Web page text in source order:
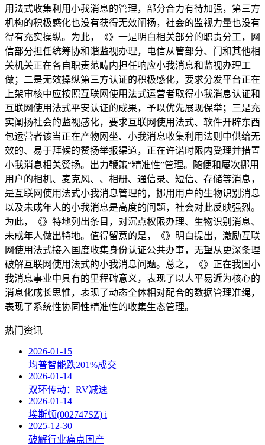
用法式收集利用小我消息的管理，部分合力有待加强，第三方
机构的积极感化也没有获得无效阐扬，社会的监视力量也没有
得有充实操纵。为此，《》一是明白相关部分的职责分工，网
信部分担任统筹协和谐监视办理，电信从管部分、门和其他相
关机关正在各自职责范畴内担任响应小我消息和监视办理工
做；二是无效操纵第三方认证的积极感化，要求分发平台正在
上架审核中应按照互联网使用法式运营者取得小我消息认证和
互联网使用法式平安认证的成果，予以优先展现保举；三是充
实阐扬社会的监视感化，要求互联网使用法式、软件开辟东西
包运营者该当正在产物网坐、小我消息收集利用法则中供给无
效的、易于拜候的赞扬举报渠道，正在许诺时限内受理并措置
小我消息相关赞扬。出力鞭策“精准性”管理。随便和屡次挪用
用户的相机、麦克风、、相册、通信录、短信、存储等消息，
是互联网使用法式小我消息管理的，挪用用户的生物识别消息
以及未成年人的小我消息是高度的问题，社会对此反映强烈。
为此，《》特地列出条目，对沉点权限办理、生物识别消息、
未成年人做出特地。值得留意的是，《》明白提出，激励互联
网使用法式接入国度收集身份认证公共办事，无望从更深条理
破解互联网使用法式的小我消息问题。总之，《》正在我国小
我消息事业中具有的里程碑意义，表现了以人平易近为核心的
消息化成长思惟，表现了动态全体相对配合的数据管理准绳，
表现了系统性协同性精准性的收集生态管理。
热门资讯
2026-01-15
均普智能跌201%成交
2026-01-14
双环传动：RV减速
2026-01-14
埃斯顿(002747SZ) i
2025-12-30
破解行业痛点国产